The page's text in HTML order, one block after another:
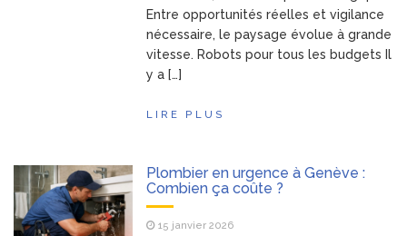
Entre opportunités réelles et vigilance
nécessaire, le paysage évolue à grande
vitesse. Robots pour tous les budgets Il
y a […]
LIRE PLUS
Plombier en urgence à Genève :
Combien ça coûte ?
15 janvier 2026